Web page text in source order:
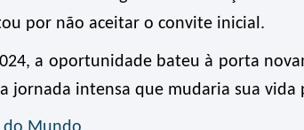
por não aceitar o convite inicial.
a oportunidade bateu à porta
jornada intensa que mudaria sua vida